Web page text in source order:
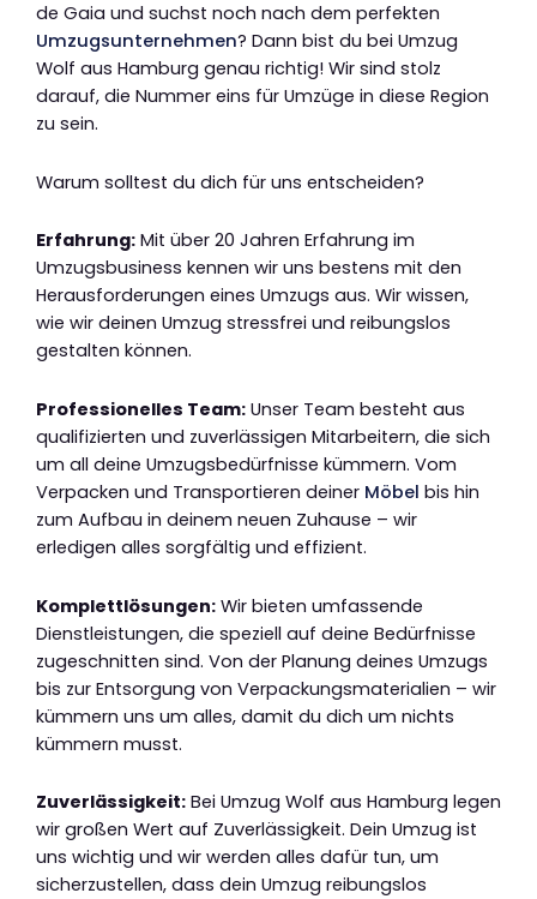
de Gaia und suchst noch nach dem perfekten
Umzugsunternehmen? Dann bist du bei Umzug
Wolf aus Hamburg genau richtig! Wir sind stolz
darauf, die Nummer eins für Umzüge in diese Region
zu sein.
Warum solltest du dich für uns entscheiden?
Erfahrung: Mit über 20 Jahren Erfahrung im
Umzugsbusiness kennen wir uns bestens mit den
Herausforderungen eines Umzugs aus. Wir wissen,
wie wir deinen Umzug stressfrei und reibungslos
gestalten können.
Professionelles Team: Unser Team besteht aus
qualifizierten und zuverlässigen Mitarbeitern, die sich
um all deine Umzugsbedürfnisse kümmern. Vom
Verpacken und Transportieren deiner Möbel bis hin
zum Aufbau in deinem neuen Zuhause – wir
erledigen alles sorgfältig und effizient.
Komplettlösungen: Wir bieten umfassende
Dienstleistungen, die speziell auf deine Bedürfnisse
zugeschnitten sind. Von der Planung deines Umzugs
bis zur Entsorgung von Verpackungsmaterialien – wir
kümmern uns um alles, damit du dich um nichts
kümmern musst.
Zuverlässigkeit: Bei Umzug Wolf aus Hamburg legen
wir großen Wert auf Zuverlässigkeit. Dein Umzug ist
uns wichtig und wir werden alles dafür tun, um
sicherzustellen, dass dein Umzug reibungslos